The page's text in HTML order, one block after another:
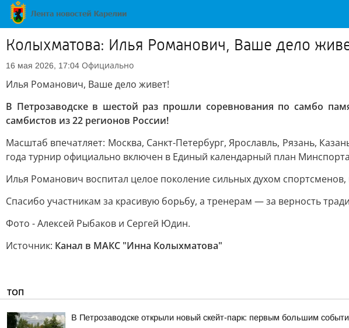
Колыхматова: Илья Романович, Ваше дело
16 мая 2026, 17:04 Официально
Илья Романович, Ваше дело живет!
В Петрозаводске в шестой раз прошли соревнования по самбо
самбистов из 22 регионов России!
Масштаб впечатляет: Москва, Санкт-Петербург, Ярославль, Рязань,
года турнир официально включен в Единый календарный план
Илья Романович воспитал целое поколение сильных духом
Спасибо участникам за красивую борьбу, а тренерам — за верность
Фото - Алексей Рыбаков и Сергей Юдин.
Источник: Канал в МАКС "Инна Колыхматова"
ТОП
В Петрозаводске открыли новый скейт-парк: первым большим